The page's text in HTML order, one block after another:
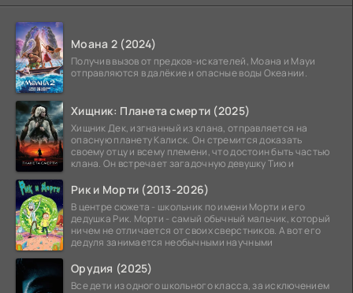
Моана 2 (2024)
Получив вызов от предков-искателей, Моана и Мауи
отправляются в далёкие и опасные воды Океании.
Хищник: Планета смерти (2025)
Хищник Дек, изгнанный из клана, отправляется на
опасную планету Калиск. Он стремится доказать
своему отцу и всему племени, что достоин быть частью
клана. Он встречает загадочную девушку Тию и
Рик и Морти (2013-2026)
В центре сюжета - школьник по имени Морти и его
дедушка Рик. Морти - самый обычный мальчик, который
ничем не отличается от своих сверстников. А вот его
дедуля занимается необычными научными
Орудия (2025)
Все дети из одного школьного класса, за исключением